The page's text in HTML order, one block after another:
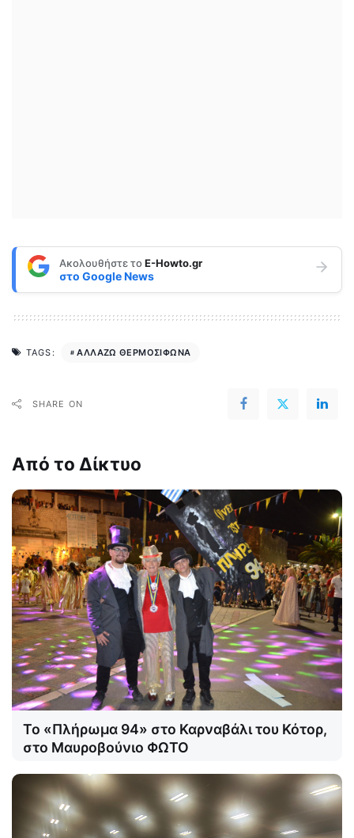
Ακολουθήστε τοE-Howto.gr
στο Google News
TAGS: ΑΛΛΑΖΩ ΘΕΡΜΟΣΙΦΩΝΑ
SHARE ON
Από το Δίκτυο
Το «Πλήρωμα 94» στο Καρναβάλι του Κότορ,
στο Μαυροβούνιο ΦΩΤΟ